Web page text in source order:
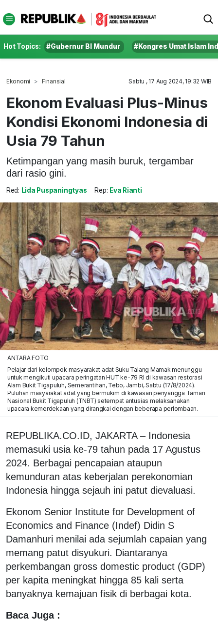
Hot Topics: #Gubernur BI Mundur #Kongres Umat Islam
Ekonomi Finansial Sabtu , 17 Aug 2024, 19:32 WIB
Ekonom Evaluasi Plus-Minus
Kondisi Ekonomi Indonesia di
Usia 79 Tahun
Ketimpangan yang masih buruk, tergambar
dari rasio gini.
Red: Lida Puspaningtyas Rep: Eva Rianti
ANTARA FOTO
Pelajar dari kelompok masyarakat adat Suku Talang Mamak menunggu
untuk mengikuti upacara peringatan HUT ke-79 RI di kawasan restorasi
Alam Bukit Tigapuluh, Semerantihan, Tebo, Jambi, Sabtu (17/8/2024).
Puluhan masyarakat adat yang bermukim di kawasan penyangga Taman
Nasional Bukit Tigapuluh (TNBT) setempat antusias melaksanakan
upacara kemerdekaan yang dirangkai dengan beberapa perlombaan.
REPUBLIKA.CO.ID, JAKARTA – Indonesia
memasuki usia ke-79 tahun pada 17 Agustus
2024. Berbagai pencapaian ataupun
kemunduran atas keberjalan perekonomian
Indonesia hingga sejauh ini patut dievaluasi.
Ekonom Senior Institute for Development of
Economics and Finance (Indef) Didin S
Damanhuri menilai ada sejumlah capaian yang
memang patut disyukuri. Diantaranya
perkembangan gross domestic product (GDP)
per kapita meningkat hingga 85 kali serta
banyaknya kemajuan fisik di berbagai kota.
Baca Juga :